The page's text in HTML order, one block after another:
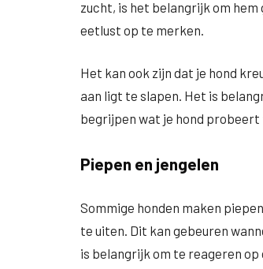
zucht, is het belangrijk om hem
eetlust op te merken.
Het kan ook zijn dat je hond
aan ligt te slapen. Het is
begrijpen wat je hond
Piepen en jengelen
Sommige honden maken
te uiten. Dit kan gebeuren
is belangrijk om te reageren